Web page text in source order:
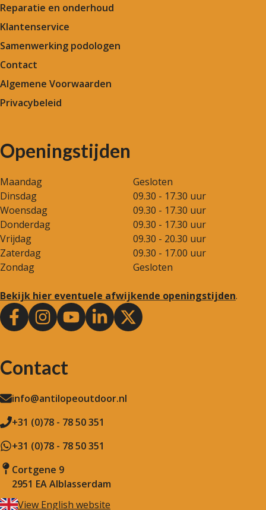
Reparatie en onderhoud
Klantenservice
Samenwerking podologen
Contact
Algemene Voorwaarden
Privacybeleid
Openingstijden
Maandag
Gesloten
Dinsdag
09.30 - 17.30 uur
Woensdag
09.30 - 17.30 uur
Donderdag
09.30 - 17.30 uur
Vrijdag
09.30 - 20.30 uur
Zaterdag
09.30 - 17.00 uur
Zondag
Gesloten
Bekijk hier eventuele afwijkende openingstijden.
Contact
info@antilopeoutdoor.nl
+31 (0)78 - 78 50 351
+31 (0)78 - 78 50 351
Cortgene 9
2951 EA Alblasserdam
View English website